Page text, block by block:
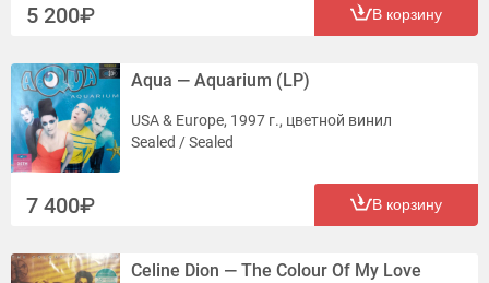
5 200 В корзину
Aqua — Aquarium (LP)
USA & Europe, 1997 г., цветной винил
Sealed / Sealed
7 400 В корзину
Celine Dion — The Colour Of My Love